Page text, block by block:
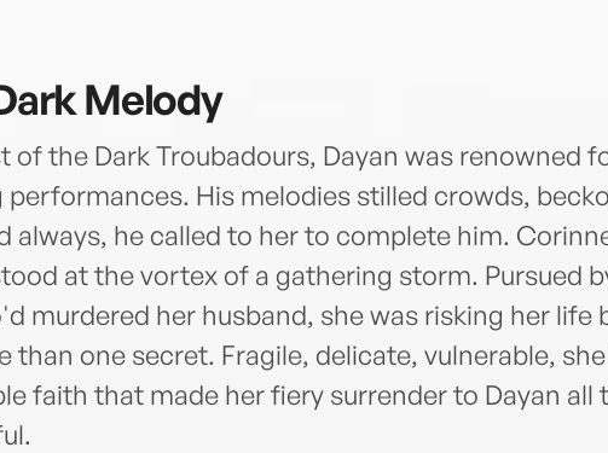
Melody
of the Dark Troubadours, Dayan was renowned
performances. His melodies stilled crowds,
always, he called to her to complete him.
at the vortex of a gathering storm. Pursued
murdered her husband, she was risking her life
than one secret. Fragile, delicate, vulnerable,
faith that made her fiery surrender to Dayan all